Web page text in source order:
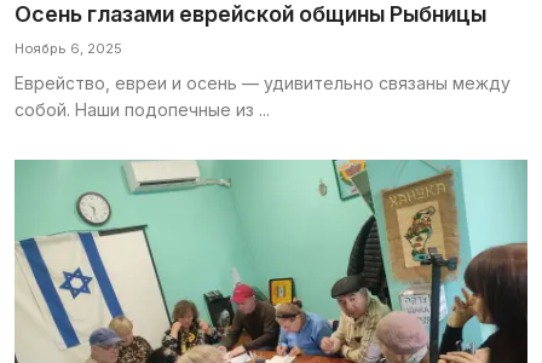
Осень глазами еврейской общины Рыбницы
Ноябрь 6, 2025
Еврейство, евреи и осень — удивительно связаны между
собой. Наши подопечные из ...